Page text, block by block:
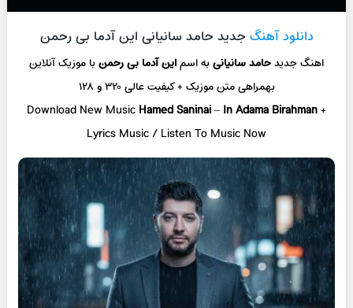
دانلود آهنگ جدید حامد سانیانی این آدما بی رحمن
اهنگ جدیدحامد سانیانیبه اسماین آدما بی رحمنبا موزیک آنلاین
بهمراهی متن موزیک + کیفیت عالی ۳۲۰ و ۱۲۸
Download New Music Hamed Saninai– In Adama Birahman+
Lyrics Music / Listen To Music Now